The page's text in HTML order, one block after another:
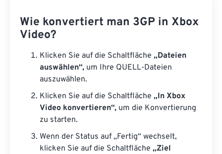
Wie konvertiert man 3GP in Xbox
Video?
Klicken Sie auf die Schaltfläche „Dateien
auswählen“, um Ihre QUELL-Dateien
auszuwählen.
Klicken Sie auf die Schaltfläche „In Xbox
Video konvertieren“, um die Konvertierung
zu starten.
Wenn der Status auf „Fertig“ wechselt,
klicken Sie auf die Schaltfläche „Ziel